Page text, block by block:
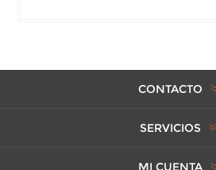
CONTACTO
SERVICIOS
MI CUENTA